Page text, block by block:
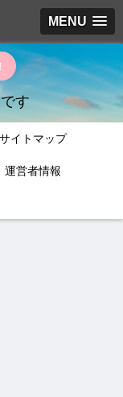
MENU
す
サイトマップ
運営者情報